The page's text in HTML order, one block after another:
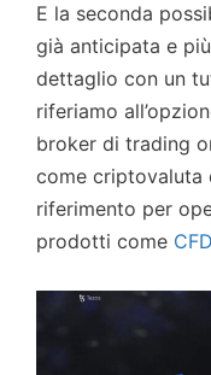
E la seconda
già anticipata e
dettaglio con un
riferiamo
broker di trading
come criptovaluta
riferimento per
prodotti come CFD